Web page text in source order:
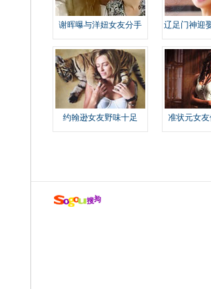
谢晖曝与洋妞女友分手 辽足门神迎
约翰逊女友野味十足 准状元女